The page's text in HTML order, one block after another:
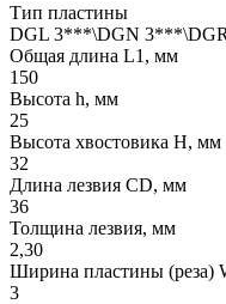
Тип пластины
DGL 3***\DGN
Общая длина L1, мм
150
Высота h, мм
25
Высота хвостовика H, мм
32
Длина лезвия CD, мм
36
Толщина лезвия, мм
2,30
Ширина пластины (реза)
3